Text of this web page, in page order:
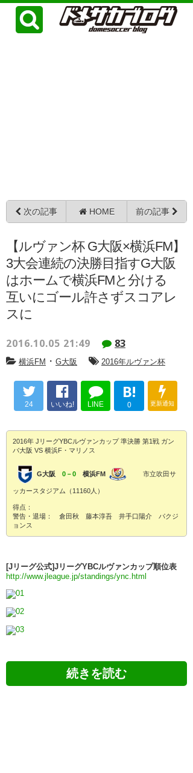
次の記事 HOME 前の記事
【ルヴァン杯 G大阪×横浜FM】
3大会連続の決勝目指すG大阪
はホームで横浜FMと分ける
互いにゴール許さずスコアレ
スに
2016.10.05 21:49 83
横浜FM ・ G大阪 2016年ルヴァン杯
24 いいね! LINE
B!
0 更新通知
2016年 JリーグYBCルヴァンカップ 準決勝 第1戦 ガン
バ大阪 VS 横浜F・マリノス
G大阪 0－0 横浜FM 市立吹田サ
ッカースタジアム（11160人）
得点：
警告・退場： 倉田秋 藤本淳吾 井手口陽介 パクジ
ョンス
[Jリーグ公式]JリーグYBCルヴァンカップ順位表
http://www.jleague.jp/standings/ync.html